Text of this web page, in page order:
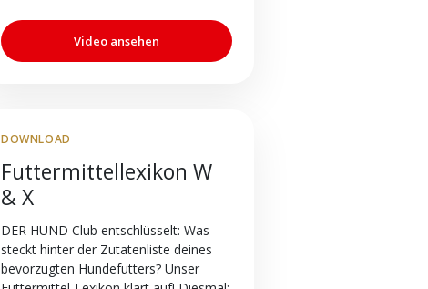
Video ansehen
DOWNLOAD
Futtermittellexikon W
& X
DER HUND Club entschlüsselt: Was
steckt hinter der Zutatenliste deines
bevorzugten Hundefutters? Unser